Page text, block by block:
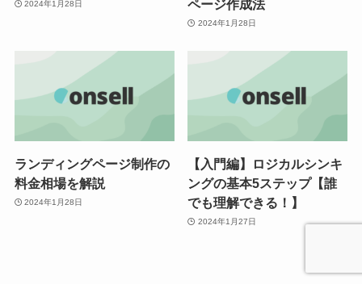
2024年1月28日
ページ作成法
2024年1月28日
ランディングページ制作の
料金相場を解説
2024年1月28日
【入門編】ロジカルシンキ
ングの基本5ステップ【誰
でも理解できる！】
2024年1月27日